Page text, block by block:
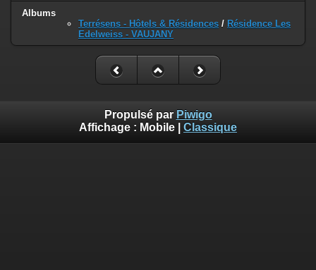
Albums
Terrésens - Hôtels & Résidences / Résidence Les
Edelweiss - VAUJANY
Propulsé par Piwigo
Affichage : Mobile Classique